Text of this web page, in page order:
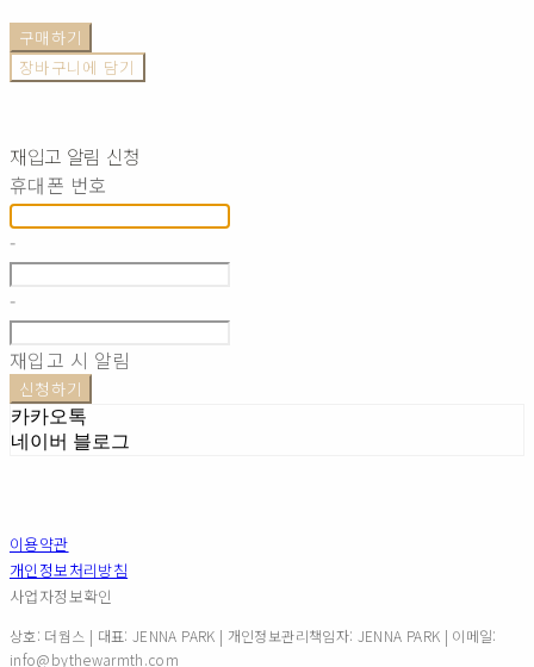
구매하기
장바구니에 담기
재입고 알림 신청
휴대폰 번호
-
-
재입고 시 알림
신청하기
카카오톡
네이버 블로그
이용약관
개인정보처리방침
사업자정보확인
상호: 더웜스 | 대표: JENNA PARK | 개인정보관리책임자: JENNA PARK | 이메일:
info@bythewarmth.com